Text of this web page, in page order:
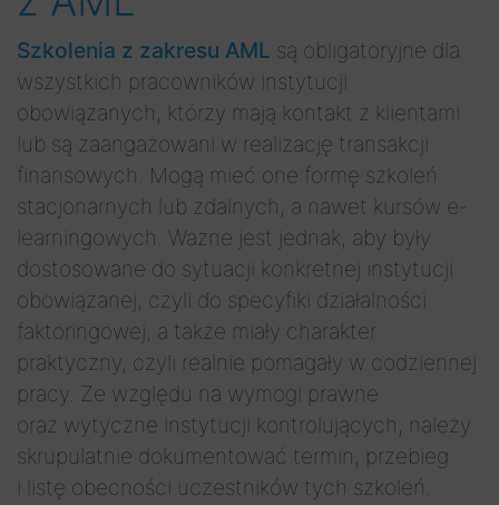
Szkolenia z zakresu AML są obligatoryjne dla
wszystkich pracowników instytucji
obowiązanych, którzy mają kontakt z klientami
lub są zaangażowani w realizację transakcji
finansowych. Mogą mieć one formę szkoleń
stacjonarnych lub zdalnych, a nawet kursów e-
learningowych. Ważne jest jednak, aby były
dostosowane do sytuacji konkretnej instytucji
obowiązanej, czyli do specyfiki działalności
faktoringowej, a także miały charakter
praktyczny, czyli realnie pomagały w codziennej
pracy. Ze względu na wymogi prawne
oraz wytyczne instytucji kontrolujących, należy
skrupulatnie dokumentować termin, przebieg
i listę obecności uczestników tych szkoleń.